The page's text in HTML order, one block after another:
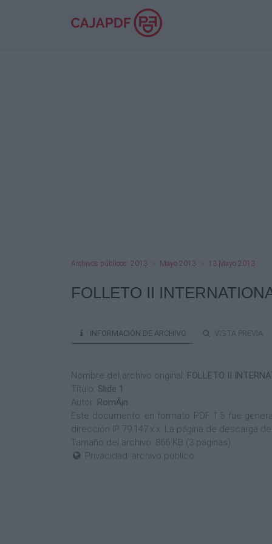
Archivos públicos: 2013 Mayo 2013 13 Mayo 2013
FOLLETO II
INFORMACIÓN DE ARCHIVO VISTA PREVIA
Nombre del archivo original: FOLLETO II
Título: Slide 1
Autor: RomÃ¡n
Este documento en formato PDF 1.5 fue
dirección IP 79.147.x.x. La página de descarga
Tamaño del archivo: 866 KB (3 páginas).
Privacidad: archivo público